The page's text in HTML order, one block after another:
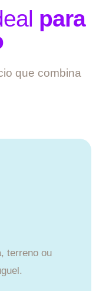
para
que combina
terreno ou